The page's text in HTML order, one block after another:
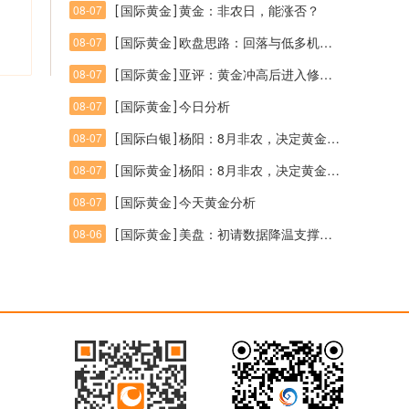
08-07 [国际黄金]黄金：非农日，能涨否？
08-07 [国际黄金]欧盘思路：回落与低多机会均可期待，震荡区间4320-4245
08-07 [国际黄金] 亚评：黄金冲高后进入修正，关注4300压力与4220支撑
08-07 [国际黄金]今日分析
08-07 [国际白银]杨阳：8月非农，决定黄金多头后续走势！
08-07 [国际黄金]杨阳：8月非农，决定黄金多头后续走势！
08-07 [国际黄金]今天黄金分析
08-06 [国际黄金] 美盘：初请数据降温支撑美元，黄金晚间关注4200支撑